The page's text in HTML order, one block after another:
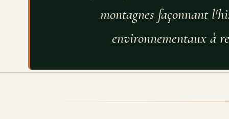
montagnes façonnant
environnementaux à